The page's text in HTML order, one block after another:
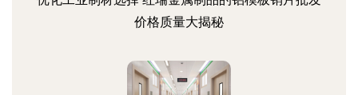
价格质量大揭秘